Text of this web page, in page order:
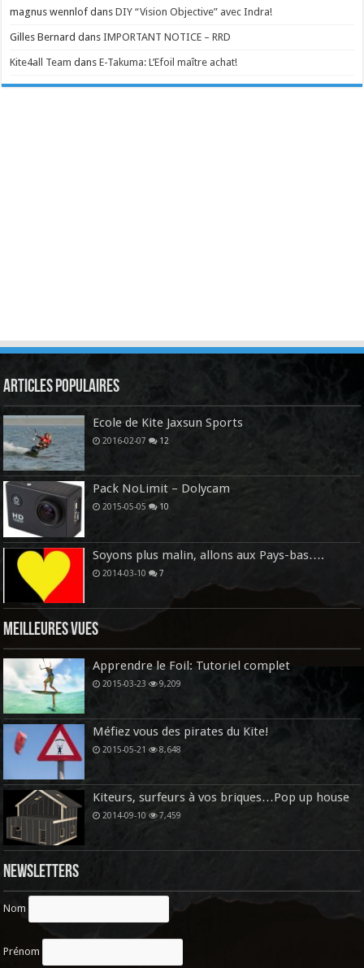
magnus wennlof dansDIY “Vision Objective” avec Indra!
Gilles Bernard dansIMPORTANT NOTICE – RRD
Kite4all Team dansE-Takuma: L’Efoil maître achat!
Articles Populaires
Ecole de Kite Jaxsun Sports
2016-02-07 12
Pack NoLimit – Dolycam
2015-05-05 10
Soyons plus malin, allons aux Pays-bas….
2014-03-10 7
Meilleures vues
Apprendre le Foil: Tutoriel complet
2015-03-23 9,209
Méfiez vous des pirates du Kite!
2015-05-21 8,648
Kiteurs, surfeurs à vos briques…Pop up house
2014-09-10 7,459
Newsletters
Nom
Prénom